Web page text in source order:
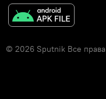
© 2026 Sputnik Все